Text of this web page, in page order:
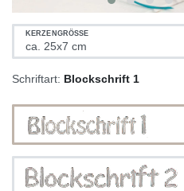
KERZENGRÖSSE
Schriftart: Blockschrift 1